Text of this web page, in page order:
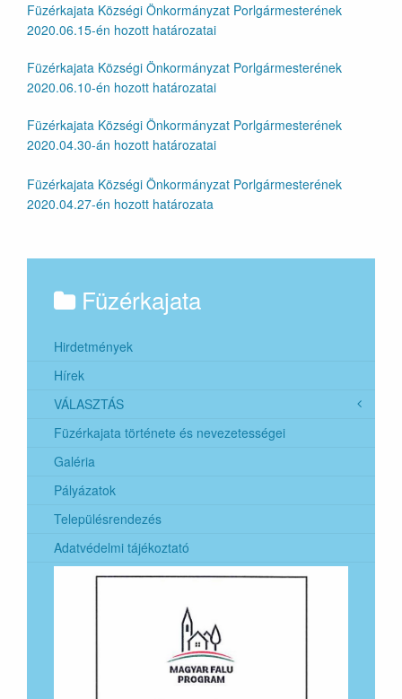
Füzérkajata Községi Önkormányzat Porlgármesterének
2020.06.15-én hozott határozatai
Füzérkajata Községi Önkormányzat Porlgármesterének
2020.06.10-én hozott határozatai
Füzérkajata Községi Önkormányzat Porlgármesterének
2020.04.30-án hozott határozatai
Füzérkajata Községi Önkormányzat Porlgármesterének
2020.04.27-én hozott határozata
Füzérkajata
Hirdetmények
Hírek
VÁLASZTÁS
2024. évi helyi önkormányzati képviselők és
polgármesterek általános választása
választása
Füzérkajata története és nevezetességei
Galéria
Pályázatok
Településrendezés
Adatvédelmi tájékoztató